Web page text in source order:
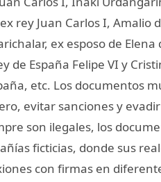
rey Juan Carlos I, Amalio
ex esposo de
de España Felipe VI y
etc. Los documentos
evitar sanciones y
son ilegales, los
ficticias, donde sus
con firmas en